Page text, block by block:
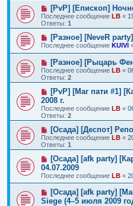
[PvP] [Епископ]
Последнее сообщение LB «
Ответы: 1
[Разное] [NeveR
Последнее сообщение KUlVl
[Разное] [Рыцарь
Последнее сообщение LB «
Ответы: 2
[PvP] [Маг пати #1]
2008 г.
Последнее сообщение LB «
Ответы: 2
[Осада] [Деспот]
Последнее сообщение LB «
Ответы: 1
[Осада] [afk party]
04.07.2009
Последнее сообщение LB «
[Осада] [afk party]
Siege (4–5 июля 2009